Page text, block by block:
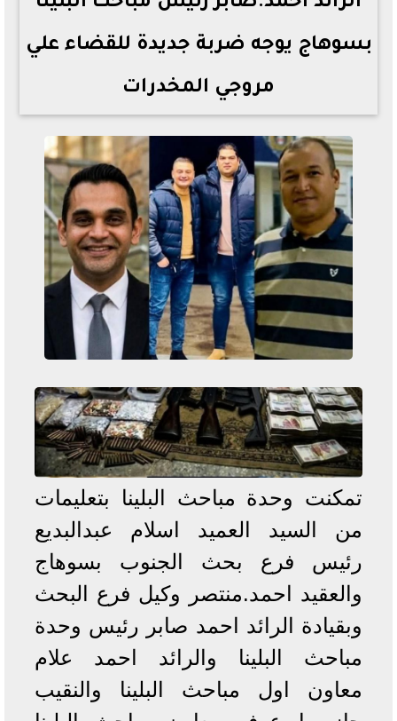
بسوهاج يوجه ضربة جديدة للقضاء علي
مروجي المخدرات
تمكنت وحدة مباحث البلينا بتعليمات
من السيد العميد اسلام عبدالبديع
رئيس فرع بحث الجنوب بسوهاج
والعقيد احمد.منتصر وكيل فرع البحث
وبقيادة الرائد احمد صابر رئيس وحدة
مباحث البلينا والرائد احمد علام
معاون اول مباحث البلينا والنقيب